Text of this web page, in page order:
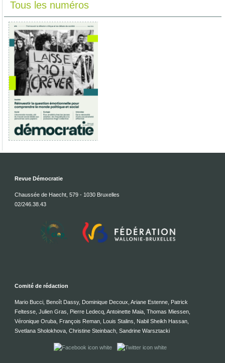
Tous les numéros
Revue Démocratie
Chaussée de Haecht, 579 - 1030 Bruxelles
02/246.38.43
Comité de rédaction
Mario Bucci, Benoît Dassy, Dominique Decoux, Ariane Estenne, Patrick
Feltesse, Julien Gras, Pierre Ledecq, Antoinette Maia, Thomas Miessen,
Véronique Oruba, François Reman, Louis Stalins, Nabil Sheikh Hassan,
Svetlana Sholokhova, Christine Steinbach, Sandrine Warsztacki